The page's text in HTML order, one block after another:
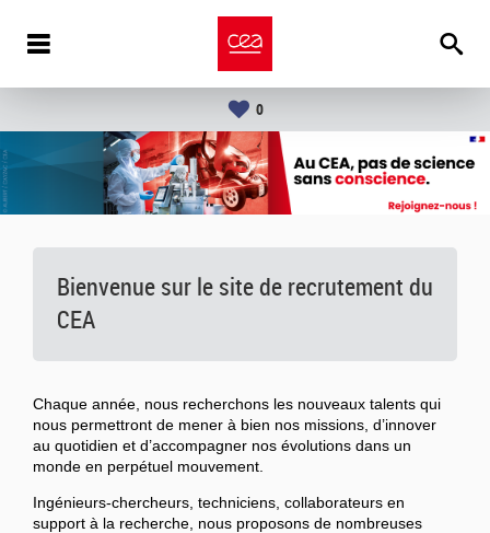
0
Bienvenue sur le site de recrutement du
CEA
Chaque année, nous recherchons les nouveaux talents qui
nous permettront de mener à bien nos missions, d’innover
au quotidien et d’accompagner nos évolutions dans un
monde en perpétuel mouvement.
Ingénieurs-chercheurs, techniciens, collaborateurs en
support à la recherche, nous proposons de nombreuses